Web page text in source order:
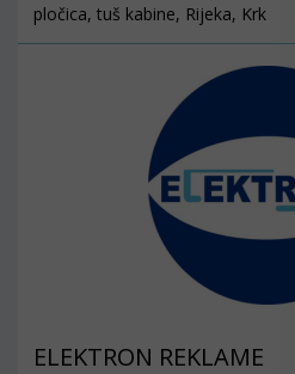
pločica, tuš kabine, Rijeka, Krk
ELEKTRON REKLAME